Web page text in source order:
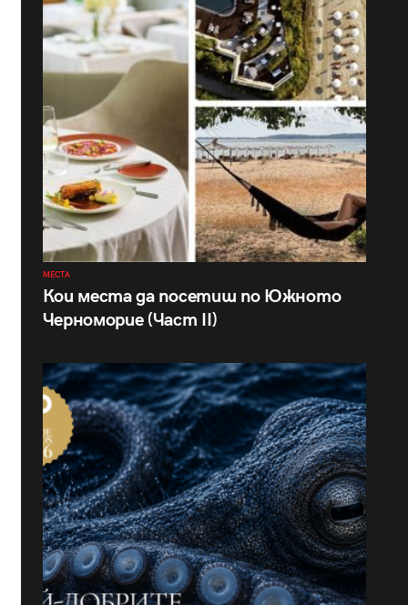
МЕСТА
Кои места да посетиш по Южното
Черноморие (Част II)